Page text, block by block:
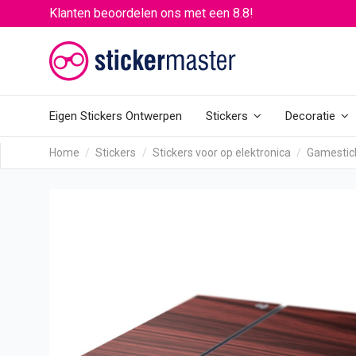
Klanten beoordelen ons met een 8.8!
Eigen Stickers Ontwerpen Stickers Decoratie
Home Stickers Stickers voor op elektronica